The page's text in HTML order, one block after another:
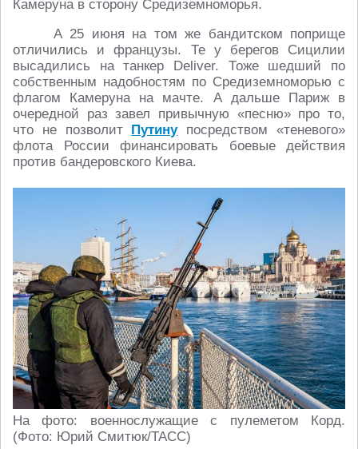
Камеруна в сторону Средиземноморья.
А 25 июня на том же бандитском поприще
отличились и французы. Те у берегов Сицилии
высадились на танкер Deliver. Тоже шедший по
собственным надобностям по Средиземноморью с
флагом Камеруна на мачте. А дальше Париж в
очередной раз завел привычную «песню» про то,
что не позволит Путинупосредством «теневого»
флота России финансировать боевые действия
против бандеровского Киева.
На фото: военнослужащие с пулеметом Корд.
(Фото: Юрий Смитюк/ТАСС)